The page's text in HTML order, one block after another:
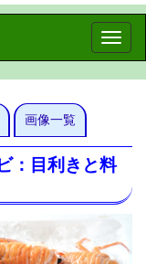
Toggle
画像一覧
：目利きと料